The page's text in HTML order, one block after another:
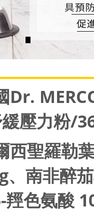
Dr.
壓力粉/
聖羅勒
、南非醉
色氨酸